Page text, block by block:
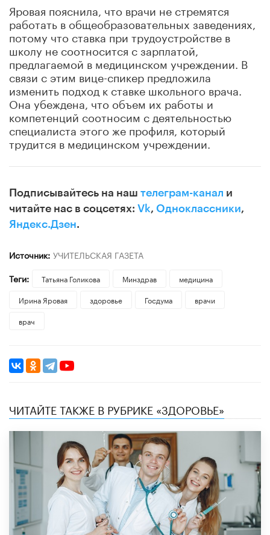
Яровая пояснила, что врачи не стремятся
работать в общеобразовательных заведениях,
потому что ставка при трудоустройстве в
школу не соотносится с зарплатой,
предлагаемой в медицинском учреждении. В
связи с этим вице-спикер предложила
изменить подход к ставке школьного врача.
Она убеждена, что объем их работы и
компетенций соотносим с деятельностью
специалиста этого же профиля, который
трудится в медицинском учреждении.
Подписывайтесь на наш телеграм-канал и
читайте нас в соцсетях: Vk, Одноклассники,
Яндекс.Дзен.
Источник: УЧИТЕЛЬСКАЯ ГАЗЕТА
Теги:
​Татьяна Голикова Минздрав
медицина
Ирина Яровая
здоровье Госдума
врачи
врач
ЧИТАЙТЕ ТАКЖЕ В РУБРИКЕ «ЗДОРОВЬЕ»